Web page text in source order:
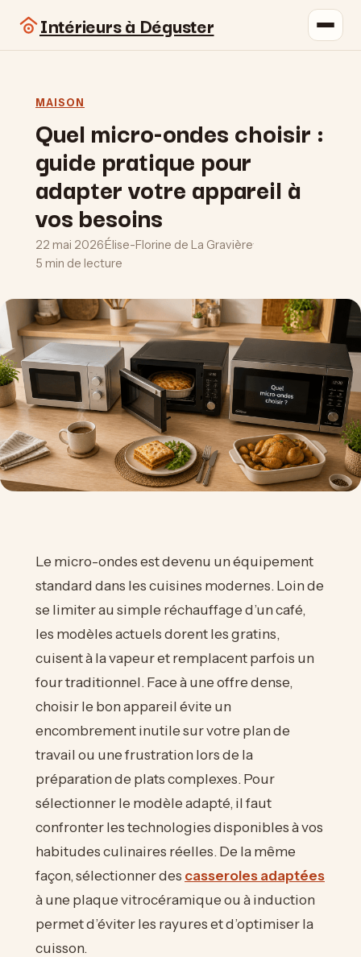
Intérieurs à Déguster
MAISON
Quel micro-ondes choisir :
guide pratique pour
adapter votre appareil à
vos besoins
22 mai 2026·Élise-Florine de La Gravière·
5 min de lecture
Le micro-ondes est devenu un équipement
standard dans les cuisines modernes. Loin de
se limiter au simple réchauffage d’un café,
les modèles actuels dorent les gratins,
cuisent à la vapeur et remplacent parfois un
four traditionnel. Face à une offre dense,
choisir le bon appareil évite un
encombrement inutile sur votre plan de
travail ou une frustration lors de la
préparation de plats complexes. Pour
sélectionner le modèle adapté, il faut
confronter les technologies disponibles à vos
habitudes culinaires réelles. De la même
façon, sélectionner des casseroles adaptées
à une plaque vitrocéramique ou à induction
permet d’éviter les rayures et d’optimiser la
cuisson.